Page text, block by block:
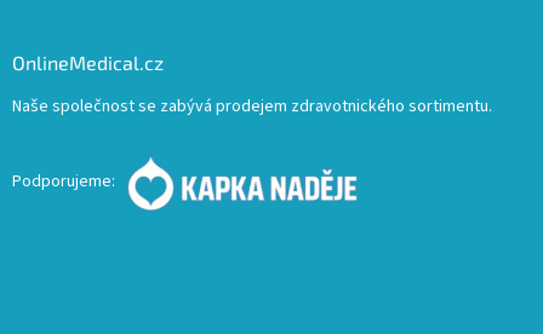
OnlineMedical.cz
Naše společnost se zabývá prodejem zdravotnického sortimentu.
Podporujeme: